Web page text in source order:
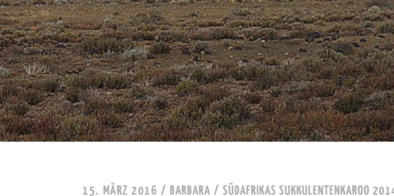
15. MÄRZ 2016 / BARBARA / SÜDAFRIKAS SUKKULENTENKAROO